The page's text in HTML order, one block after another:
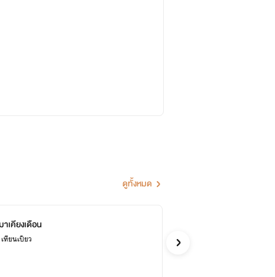
ดูทั้งหมด
เคียงเดือน
ทียนเปียว